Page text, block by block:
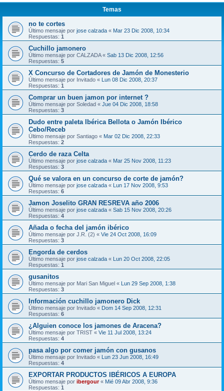
Temas
no te cortes
Último mensaje por jose calzada « Mar 23 Dic 2008, 10:34
Respuestas: 1
Cuchillo jamonero
Último mensaje por CALZADA« Sab 13 Dic 2008, 12:56
Respuestas: 5
X Concurso de Cortadores de Jamón de Monesterio
Último mensaje por Invitado « Lun 08 Dic 2008, 20:37
Respuestas: 1
Comprar un buen jamon por internet ?
Último mensaje por Soledad « Jue 04 Dic 2008, 18:58
Respuestas: 3
Dudo entre paleta Ibérica Bellota o Jamón Ibérico
Cebo/Receb
Último mensaje por Santiago « Mar 02 Dic 2008, 22:33
Respuestas: 2
Cerdo de raza Celta
Último mensaje por jose calzada « Mar 25 Nov 2008, 11:23
Respuestas: 3
Qué se valora en un concurso de corte de jamón?
Último mensaje por jose calzada « Lun 17 Nov 2008, 9:53
Respuestas: 6
Jamon Joselito GRAN RESREVA año 2006
Último mensaje por jose calzada « Sab 15 Nov 2008, 20:26
Respuestas: 4
Añada o fecha del jamón ibérico
Último mensaje por J.R. (2) « Vie 24 Oct 2008, 16:09
Respuestas: 3
Engorda de cerdos
Último mensaje por jose calzada « Lun 20 Oct 2008, 22:05
Respuestas: 1
gusanitos
Último mensaje por Mari San Miguel « Lun 29 Sep 2008, 1:38
Respuestas: 3
Información cuchillo jamonero Dick
Último mensaje por Invitado « Dom 14 Sep 2008, 12:31
Respuestas: 6
¿Alguien conoce los jamones de Aracena?
Último mensaje por TRIST « Vie 11 Jul 2008, 13:24
Respuestas: 4
pasa algo por comer jamón con gusanos
Último mensaje por Invitado « Lun 23 Jun 2008, 16:49
Respuestas: 4
EXPORTAR PRODUCTOS IBÉRICOS A EUROPA
Último mensaje por ibergour« Mié 09 Abr 2008, 9:36
Respuestas: 1